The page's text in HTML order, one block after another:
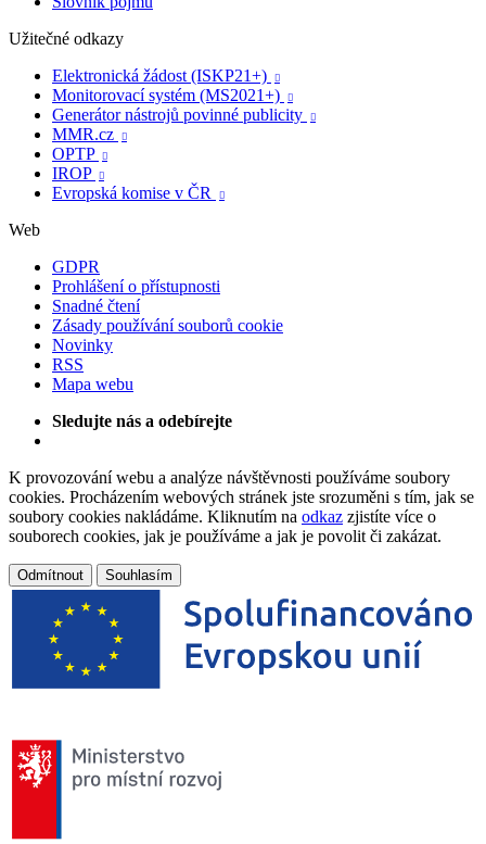
Užitečné odkazy
Elektronická žádost (ISKP21+)

Monitorovací systém (MS2021+) 
Generátor nástrojů povinné publicity 
MMR.cz 
OPTP 
IROP 
Evropská komise v ČR 
Web
GDPR
Prohlášení o přístupnosti
Snadné čtení
Zásady používání souborů cookie
Novinky
RSS
Mapa webu
Sledujte nás a odebírejte
K provozování webu a analýze návštěvnosti používáme soubory
cookies. Procházením webových stránek jste srozuměni s tím, jak se
soubory cookies nakládáme. Kliknutím na odkaz zjistíte více o
souborech cookies, jak je používáme a jak je povolit či zakázat.
Odmítnout Souhlasím